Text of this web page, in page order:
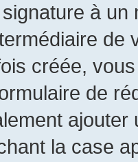
à un
créée,
de
la case